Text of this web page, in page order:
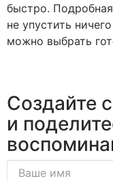
быстро.
не упустить
можно выбрать
Создайте
и